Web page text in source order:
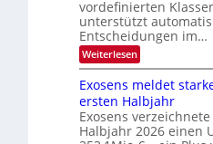
h
T
a
l
k
s
e
r
V
I
S
I
O
N
E
l
e
k
t
r
o
n
vordefinierten
unterstützt
Entscheidungen im…
Weiterlesen:
W
n
n
d
i
Exosens meldet
ersten Halbjahr
Exosens
Halbjahr 2026 einen